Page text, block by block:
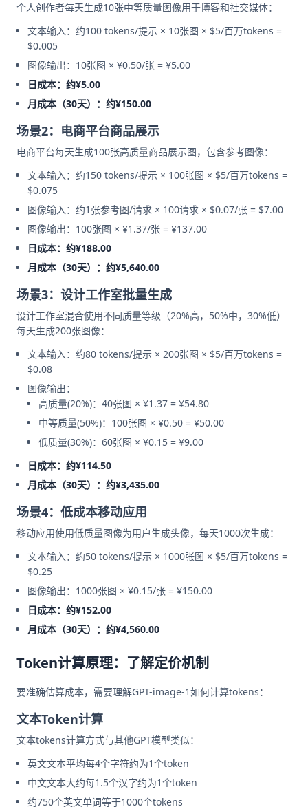
个人创作者每天生成10张中等质量图像用于博客和社交媒体：
文本输入：约100 tokens/提示 × 10张图 × $5/百万tokens =
$0.005
图像输出：10张图 × ¥0.50/张 = ¥5.00
日成本：约¥5.00
月成本（30天）：约¥150.00
场景2：电商平台商品展示
电商平台每天生成100张高质量商品展示图，包含参考图像：
文本输入：约150 tokens/提示 × 100张图 × $5/百万tokens =
$0.075
图像输入：约1张参考图/请求 × 100请求 × $0.07/张 = $7.00
图像输出：100张图 × ¥1.37/张 = ¥137.00
日成本：约¥188.00
月成本（30天）：约¥5,640.00
场景3：设计工作室批量生成
设计工作室混合使用不同质量等级（20%高，50%中，30%低）
每天生成200张图像：
文本输入：约80 tokens/提示 × 200张图 × $5/百万tokens =
$0.08
图像输出：
高质量(20%)：40张图 × ¥1.37 = ¥54.80
中等质量(50%)：100张图 × ¥0.50 = ¥50.00
低质量(30%)：60张图 × ¥0.15 = ¥9.00
日成本：约¥114.50
月成本（30天）：约¥3,435.00
场景4：低成本移动应用
移动应用使用低质量图像为用户生成头像，每天1000次生成：
文本输入：约50 tokens/提示 × 1000张图 × $5/百万tokens =
$0.25
图像输出：1000张图 × ¥0.15/张 = ¥150.00
日成本：约¥152.00
月成本（30天）：约¥4,560.00
Token计算原理：了解定价机制
要准确估算成本，需要理解GPT-image-1如何计算tokens：
文本Token计算
文本tokens计算方式与其他GPT模型类似：
英文文本平均每4个字符约为1个token
中文文本大约每1.5个汉字约为1个token
约750个英文单词等于1000个tokens